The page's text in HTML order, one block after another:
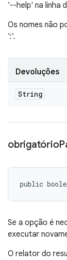
'--help' na linha
Os nomes não
':'.
Devoluções
String
obrigatório
public
Se a opção é
executar
O relator do